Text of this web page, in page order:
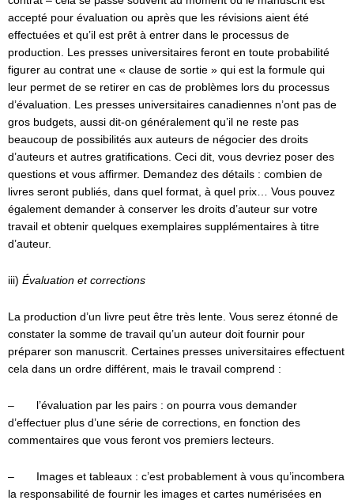
accepté pour évaluation ou après que les révisions aient été
effectuées et qu’il est prêt à entrer dans le processus de
production. Les presses universitaires feront en toute probabilité
figurer au contrat une « clause de sortie » qui est la formule qui
leur permet de se retirer en cas de problèmes lors du processus
d’évaluation. Les presses universitaires canadiennes n’ont pas de
gros budgets, aussi dit-on généralement qu’il ne reste pas
beaucoup de possibilités aux auteurs de négocier des droits
d’auteurs et autres gratifications. Ceci dit, vous devriez poser des
questions et vous affirmer. Demandez des détails : combien de
livres seront publiés, dans quel format, à quel prix… Vous pouvez
également demander à conserver les droits d’auteur sur votre
travail et obtenir quelques exemplaires supplémentaires à titre
d’auteur.
iii) Évaluation et corrections
La production d’un livre peut être très lente. Vous serez étonné de
constater la somme de travail qu’un auteur doit fournir pour
préparer son manuscrit. Certaines presses universitaires effectuent
cela dans un ordre différent, mais le travail comprend :
– l’évaluation par les pairs : on pourra vous demander
d’effectuer plus d’une série de corrections, en fonction des
commentaires que vous feront vos premiers lecteurs.
– Images et tableaux : c’est probablement à vous qu’incombera
la responsabilité de fournir les images et cartes numérisées en